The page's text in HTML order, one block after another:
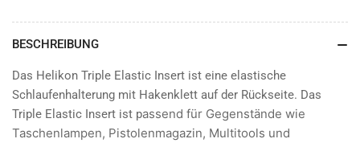
BESCHREIBUNG
Das Helikon Triple Elastic Insert ist eine elastische
Schlaufenhalterung mit Hakenklett auf der Rückseite. Das
Triple Elastic Insert ist passend für Gegenstände wie
Taschenlampen, Pistolenmagazin, Multitools und